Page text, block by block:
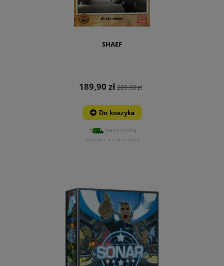
SHAEF
189,90 zł289,90 zł
Do koszyka
mamy trochę
(wysyłka do 24 godzin)